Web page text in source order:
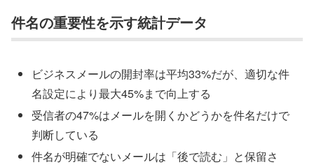
件名の重要性を示す統計データ
ビジネスメールの開封率は平均33%だが、適切な件
名設定により最大45%まで向上する
受信者の47%はメールを開くかどうかを件名だけで
判断している
件名が明確でないメールは「後で読む」と保留さ